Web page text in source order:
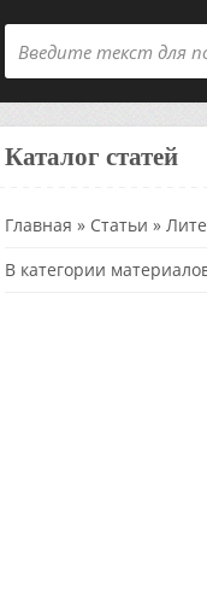
Каталог статей
Главная » Статьи »
В категории